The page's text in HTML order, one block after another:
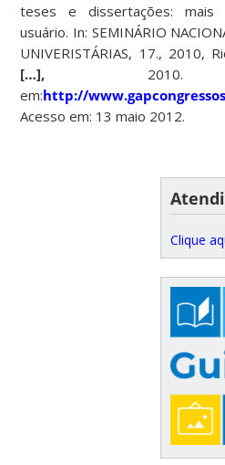
teses e dissertações: mais
usuário. In: SEMINÁRIO
UNIVERISTÁRIAS, 17., 2010,
[…], 2010.
em:http://
Acesso em: 13 maio 2012.
Clique